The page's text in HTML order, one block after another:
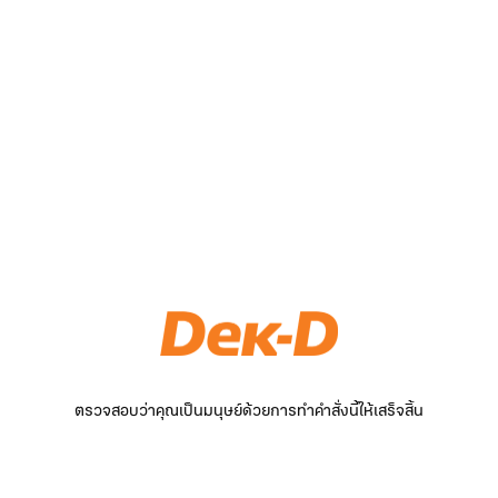
ตรวจสอบว่าคุณเป็นมนุษย์ด้วยการทำคำสั่งนี้ให้เสร็จสิ้น